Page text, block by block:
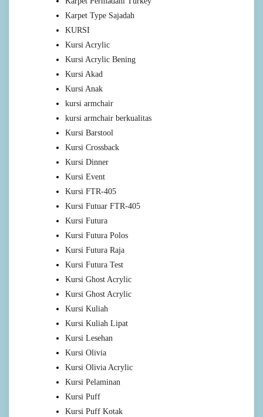
Karpet Type Sajadah
KURSI
Kursi Acrylic
Kursi Acrylic Bening
Kursi Akad
Kursi Anak
kursi armchair
kursi armchair berkualitas
Kursi Barstool
Kursi Crossback
Kursi Dinner
Kursi Event
Kursi FTR-405
Kursi Futuar FTR-405
Kursi Futura
Kursi Futura Polos
Kursi Futura Raja
Kursi Futura Test
Kursi Ghost Acrylic
Kursi Ghost Acrylic
Kursi Kuliah
Kursi Kuliah Lipat
Kursi Lesehan
Kursi Olivia
Kursi Olivia Acrylic
Kursi Pelaminan
Kursi Puff
Kursi Puff Kotak